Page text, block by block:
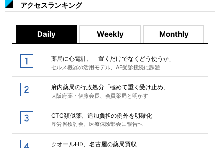
アクセスランキング
Daily Weekly Monthly
薬局に心電計、「置くだけでなくどう使うか」
セルメ機器の活用モデル、AF受診接続に課題
府内薬局の行政処分「極めて重く受け止め」
大阪府薬・伊藤会長、会員薬局と明かす
OTC類似薬、追加負担の例外を明確化
厚労省検討会、医療保険部会に報告へ
クオールHD、名古屋の薬局買収